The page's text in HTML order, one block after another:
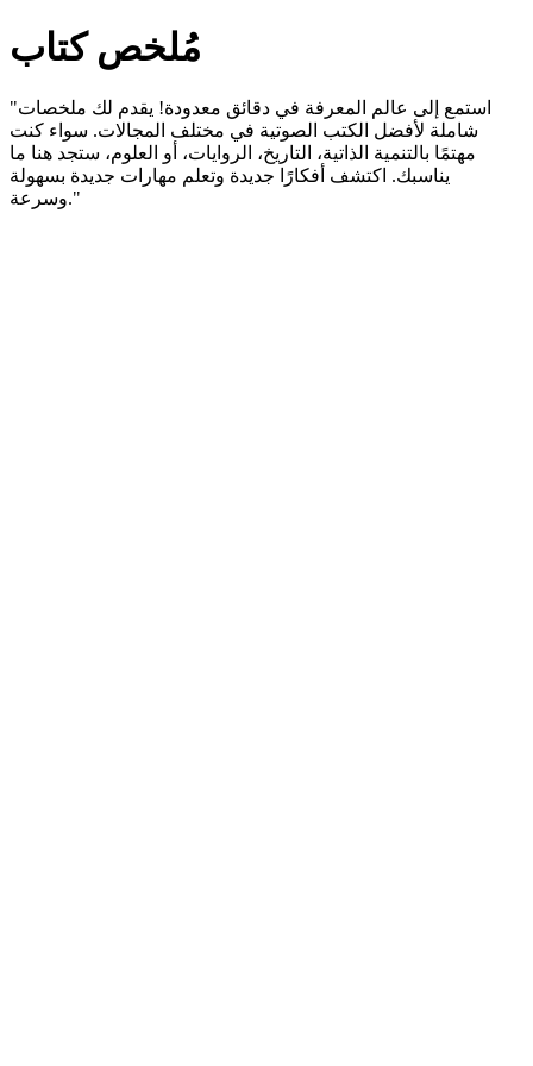
مُلخص كتاب
"استمع إلى عالم المعرفة في دقائق معدودة! يقدم لك ملخصات
شاملة لأفضل الكتب الصوتية في مختلف المجالات. سواء كنت
مهتمًا بالتنمية الذاتية، التاريخ، الروايات، أو العلوم، ستجد هنا ما
يناسبك. اكتشف أفكارًا جديدة وتعلم مهارات جديدة بسهولة
وسرعة."